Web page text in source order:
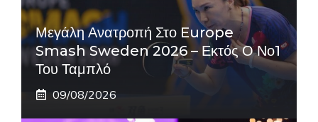
Μεγάλη Ανατροπή Στο Europe
Smash Sweden 2026 – Εκτός Ο Νο1
Του Ταμπλό
09/08/2026